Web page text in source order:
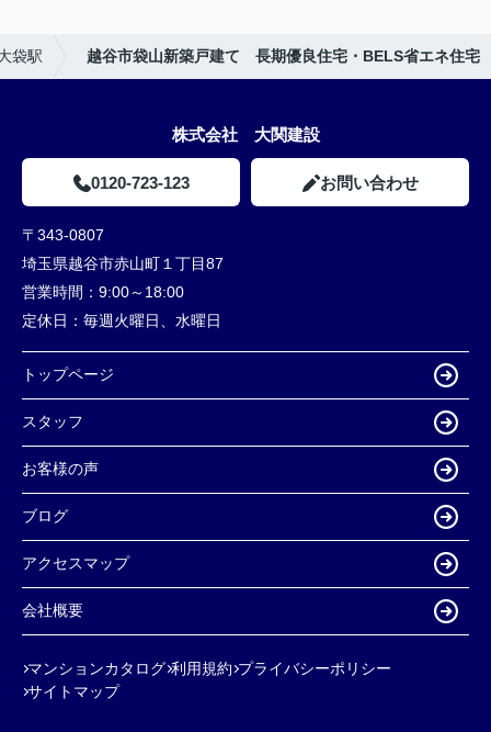
袋駅 越谷市袋山新築戸建て 長期優良住宅・BELS省エネ住宅
株式会社 大関建設
0120-723-123 お問い合わせ
〒343-0807
埼玉県越谷市赤山町１丁目87
営業時間： 9:00～18:00
定休日： 毎週火曜日、水曜日
トップページ
スタッフ
お客様の声
ブログ
アクセスマップ
会社概要
マンションカタログ 利用規約 プライバシーポリシー
サイトマップ